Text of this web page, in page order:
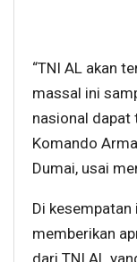
“TNI AL akan
massal ini
nasional dapat
Komando
Dumai, usai
Di kesempatan
memberikan